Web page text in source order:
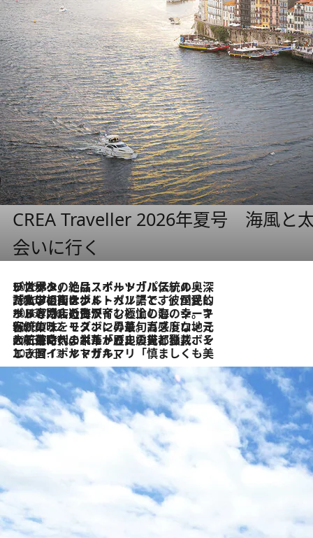
CREA Traveller 2026年夏号 海風と
会いに行く
2026.8.8
リスボンの絶品スイーツ「パステル・デ・ナタ」とは？ポルトガル伝統の奥深い世界へ
2026.7.27
「私の祖国はポルトガル語です」国民的詩人フェルナンド・ペソアと、彼が愛した文学の街を歩く
2026.7.26
ポルトガル近海が育む極上の海の幸。キリリと冷えた白ワインと愉しむ、シーフード専門店の贅沢
2026.7.22
伝統の味をモダンに昇華。高感度な地元客が集う、リスボンの最旬ガストロノミー
2026.7.21
大航海時代の栄華から、震災、独裁、そして革命へ。ポルトガル・首都リスボンの石畳に刻まれた「歴史の光と影」
2026.7.13
エッセイ・ヤマザキマリ「慎ましくも美しき国 ポルトガル」